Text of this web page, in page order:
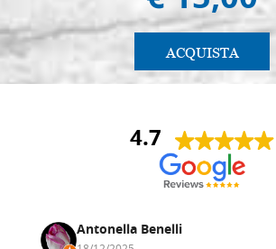
ACQUISTA
4.7
Antonella Benelli